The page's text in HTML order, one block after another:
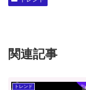
関連記事
トレンド